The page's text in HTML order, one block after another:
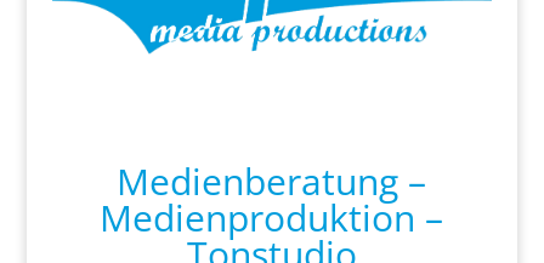
Medienberatung –
Medienproduktion –